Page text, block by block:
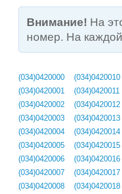
Внимание! На
номер. На
(034)0420000
(034)0420001
(034)0420002
(034)0420003
(034)0420004
(034)0420005
(034)0420006
(034)0420007
(034)0420008
(034)0420010
(034)0420011
(034)0420012
(034)0420013
(034)0420014
(034)0420015
(034)0420016
(034)0420017
(034)0420018